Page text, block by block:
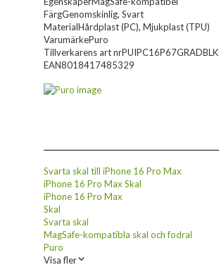
FärgGenomskinlig, Svart
MaterialHårdplast (PC), Mjukplast (TPU)
VarumärkePuro
Tillverkarens art nrPUIPC16P67GRADBLK
EAN8018417485329
Svarta skal till iPhone 16 Pro Max
iPhone 16 Pro Max Skal
iPhone 16 Pro Max
Skal
Svarta skal
MagSafe-kompatibla skal och fodral
Puro
Visa fler